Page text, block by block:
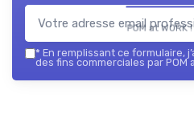
POM at WORK
* En remplissant ce formulaire,
des fins commerciales par POM